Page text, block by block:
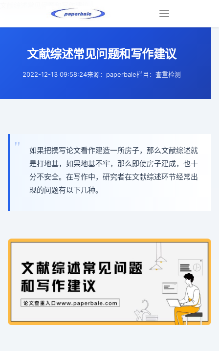
navigation
文献综述常见问题和写作建议
2022-12-13 09:58:24来源：paperbale栏目：查重检测
如果把撰写论文看作建造一所房子，那么文献综述就
是打地基，如果地基不牢，那么即使房子建成，也十
分不安全。在写作中，研究者在文献综述环节经常出
现的问题有以下几种。